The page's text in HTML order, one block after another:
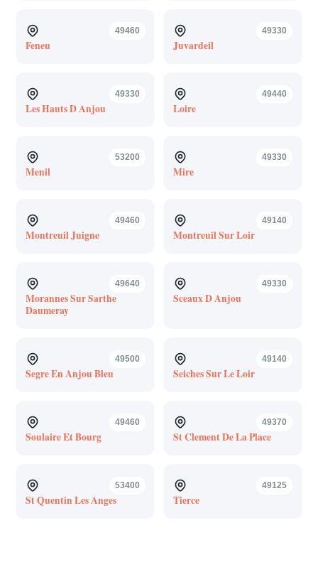
49460
Feneu
49330
Juvardeil
49330
Les Hauts D Anjou
49440
Loire
53200
Menil
49330
Mire
49460
Montreuil Juigne
49140
Montreuil Sur Loir
49640
Morannes Sur Sarthe
Daumeray
49330
Sceaux D Anjou
49500
Segre En Anjou Bleu
49140
Seiches Sur Le Loir
49460
Soulaire Et Bourg
49370
St Clement De La Place
53400
St Quentin Les Anges
49125
Tierce